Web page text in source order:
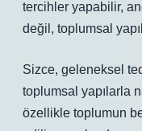
tercihler yapabilir,
değil, toplumsal
Sizce, geleneksel
toplumsal yapılarla
özellikle toplumun